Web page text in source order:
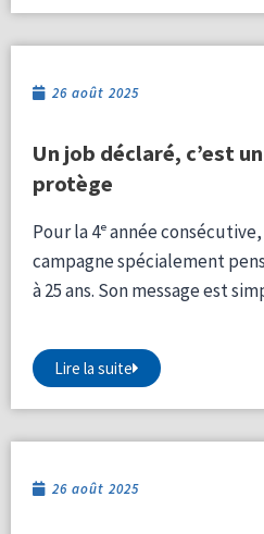
26 août 2025
Un job déclaré, c’est
protège
Pour la 4ᵉ année
campagne spécialement
à 25 ans. Son message est
Lire la suite
26 août 2025